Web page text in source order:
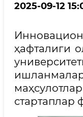
2025-09-12
ҳафталиги
стартаплар